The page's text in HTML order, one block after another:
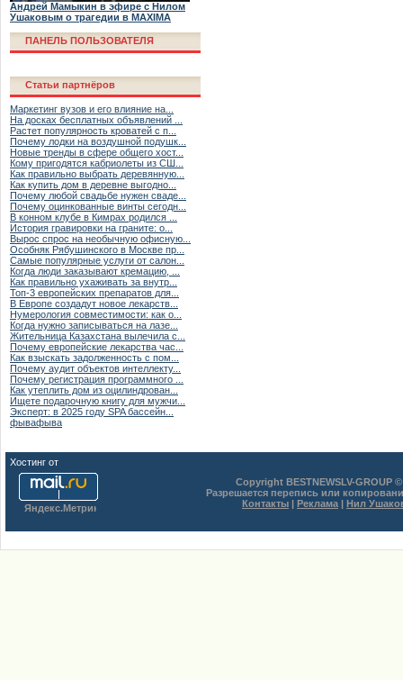
Андрей Мамыкин в эфире с Нилом
Ушаковым о трагедии в MAXIMA
ПАНЕЛЬ ПОЛЬЗОВАТЕЛЯ
Статьи партнёров
Маркетинг вузов и его влияние на...
На досках бесплатных объявлений ...
Растет популярность кроватей с п...
Почему лодки на воздушной подушк...
Новые тренды в сфере общего хост...
Кому пригодятся кабриолеты из СШ...
Как правильно выбрать деревянную...
Как купить дом в деревне выгодно...
Почему любой свадьбе нужен сваде...
Почему оцинкованные винты сегодн...
В конном клубе в Кимрах родился ...
История гравировки на граните: о...
Вырос спрос на необычную офисную...
Особняк Рябушинского в Москве пр...
Самые популярные услуги от салон...
Когда люди заказывают кремацию, ...
Как правильно ухаживать за внутр...
Топ-3 европейских препаратов для...
В Европе создадут новое лекарств...
Нумерология совместимости: как о...
Когда нужно записываться на лазе...
Жительница Казахстана вылечила с...
Почему европейские лекарства час...
Как взыскать задолженность с пом...
Почему аудит объектов интеллекту...
Почему регистрация программного ...
Как утеплить дом из оцилиндрован...
Ищете подарочную книгу для мужчи...
Эксперт: в 2025 году SPA бассейн...
фывафыва
Хостинг от
Copyright BESTNEWSLV-GROUP
Разрешается перепись или
Контакты | Реклама | Нил